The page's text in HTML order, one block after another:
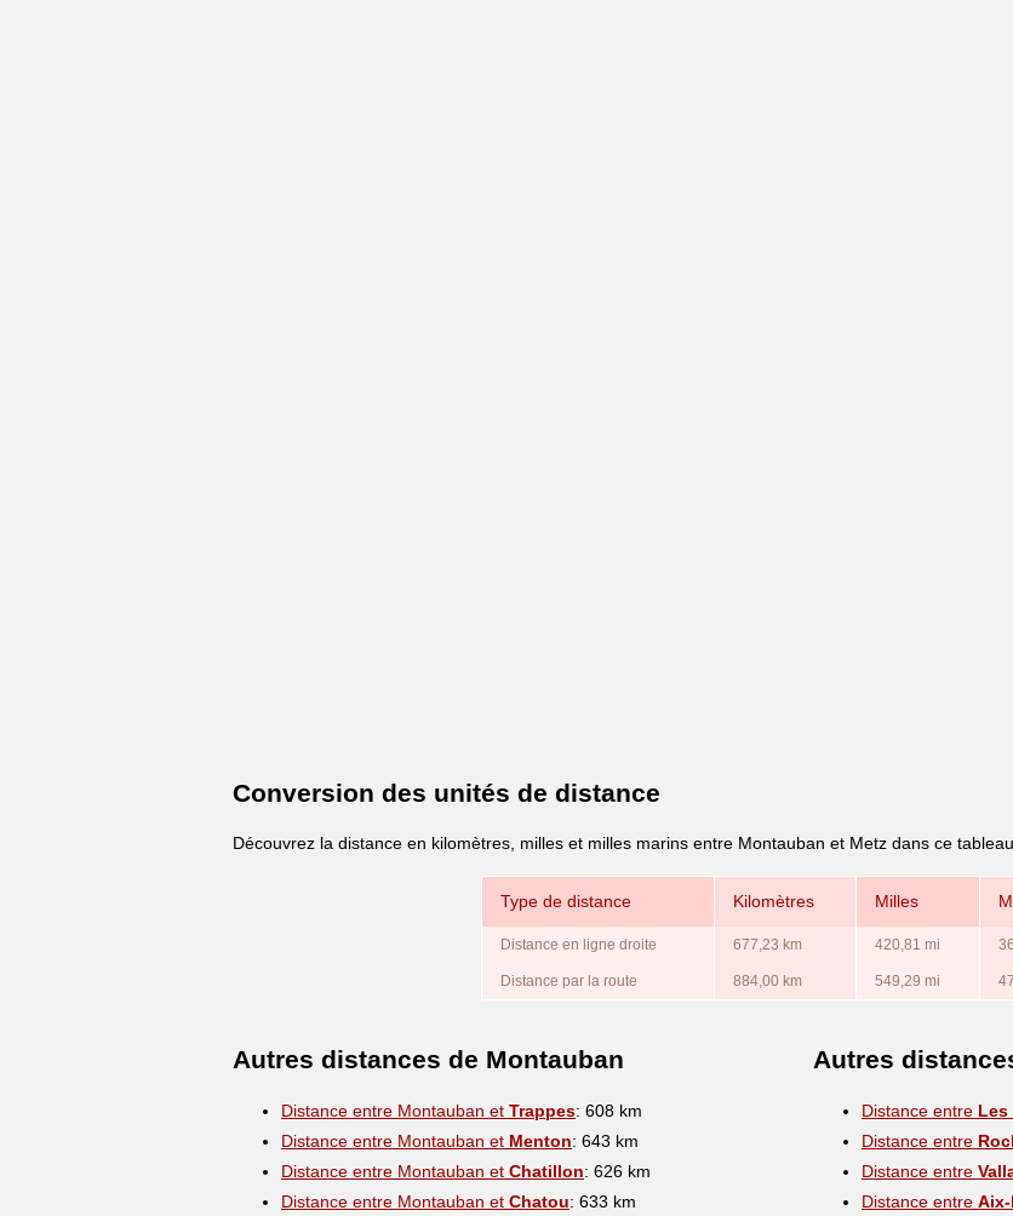
Conversion des unités de distance
Découvrez la distance en kilomètres, milles et milles marins entre Montauban et Metz dans ce
Type de distance Kilomètres Milles
Distance en ligne droite 677,23 km 420,81 mi
Distance par la route 884,00 km 549,29 mi
Autres distances de Montauban
Distance entre Montauban et Trappes: 608 km
Distance entre Montauban et Menton: 643 km
Distance entre Montauban et Chatillon: 626 km
Distance entre Montauban et Chatou: 633 km
Autres
Distance entre Les
Distance entre
Distance entre
Distance entre